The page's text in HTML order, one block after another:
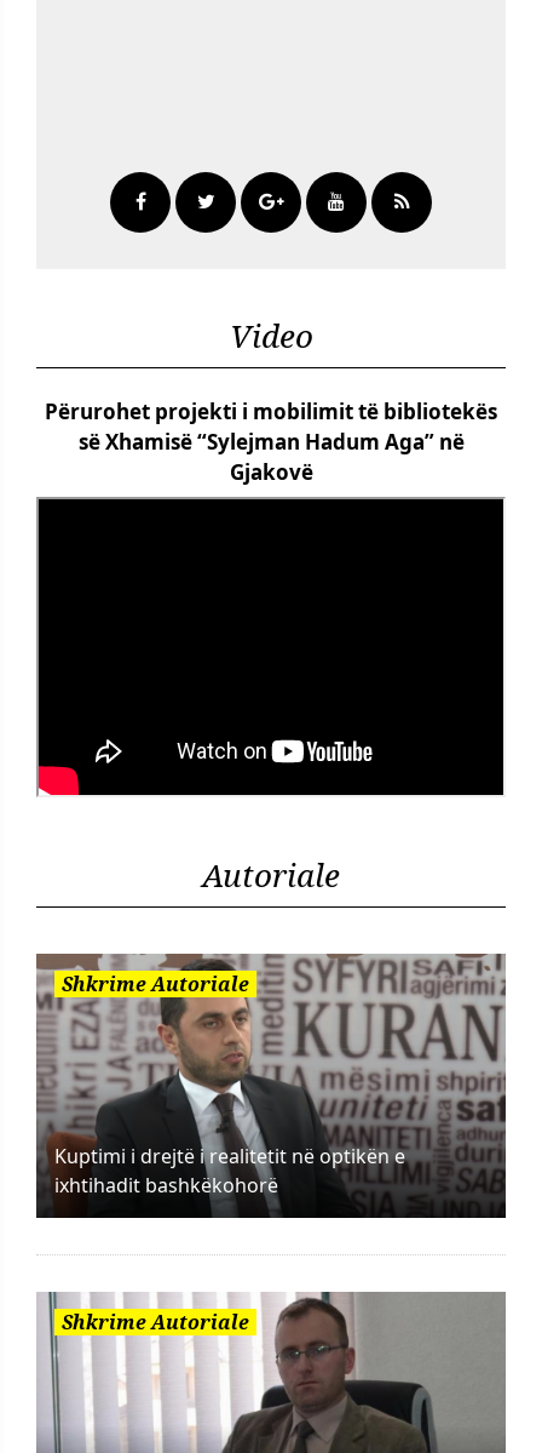
Video
Përurohet projekti i mobilimit të bibliotekës
së Xhamisë “Sylejman Hadum Aga” në
Gjakovë
Autoriale
Shkrime Autoriale
Kuptimi i drejtë i realitetit në optikën e
ixhtihadit bashkëkohorë
Shkrime Autoriale